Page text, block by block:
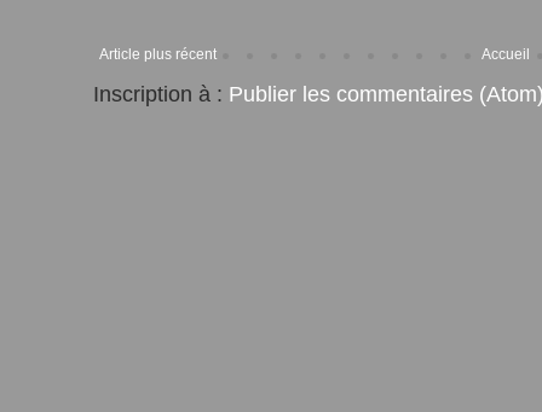
Article plus récent Accueil
Inscription à : Publier les commentaires